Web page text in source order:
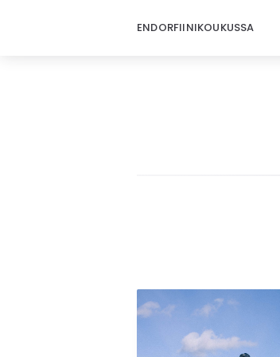
ENDORFIINIKOUKUSSA